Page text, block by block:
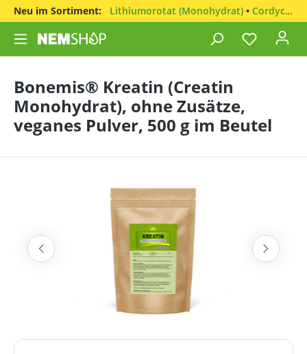
Neu im Sortiment: Lithiumorotat (Monohydrat) • Cordyceps sinensis
Bonemis® Kreatin (Creatin
Monohydrat), ohne Zusätze,
veganes Pulver, 500 g im Beutel